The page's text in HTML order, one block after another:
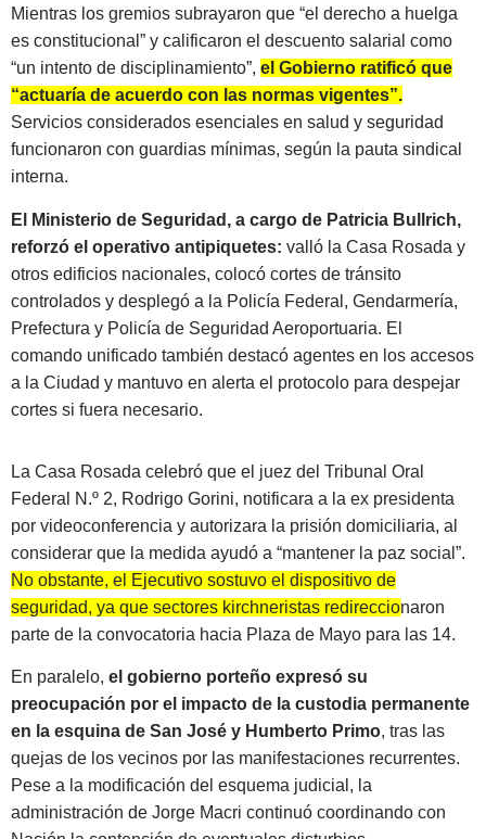
Mientras los gremios subrayaron que “el derecho a huelga
es constitucional” y calificaron el descuento salarial como
“un intento de disciplinamiento”, el Gobierno ratificó que
“actuaría de acuerdo con las normas vigentes”.
Servicios considerados esenciales en salud y seguridad
funcionaron con guardias mínimas, según la pauta sindical
interna.
El Ministerio de Seguridad, a cargo de Patricia Bullrich,
reforzó el operativo antipiquetes: valló la Casa Rosada y
otros edificios nacionales, colocó cortes de tránsito
controlados y desplegó a la Policía Federal, Gendarmería,
Prefectura y Policía de Seguridad Aeroportuaria. El
comando unificado también destacó agentes en los accesos
a la Ciudad y mantuvo en alerta el protocolo para despejar
cortes si fuera necesario.
La Casa Rosada celebró que el juez del Tribunal Oral
Federal N.º 2, Rodrigo Gorini, notificara a la ex presidenta
por videoconferencia y autorizara la prisión domiciliaria, al
considerar que la medida ayudó a “mantener la paz social”.
No obstante, el Ejecutivo sostuvo el dispositivo de
seguridad, ya que sectores kirchneristas redireccionaron
parte de la convocatoria hacia Plaza de Mayo para las 14.
En paralelo, el gobierno porteño expresó su
preocupación por el impacto de la custodia permanente
en la esquina de San José y Humberto Primo, tras las
quejas de los vecinos por las manifestaciones recurrentes.
Pese a la modificación del esquema judicial, la
administración de Jorge Macri continuó coordinando con